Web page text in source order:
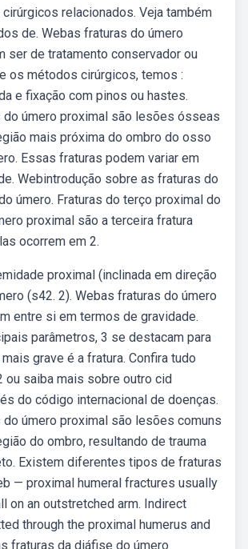
relacionados. Veja também
de. Webas fraturas do úmero
ser de tratamento conservador ou
os métodos cirúrgicos, temos :
e fixação com pinos ou hastes.
do úmero proximal são lesões ósseas
mais próxima do ombro do osso
Essas fraturas podem variar em
Webintrodução sobre as fraturas do
úmero. Fraturas do terço proximal do
proximal são a terceira fratura
ocorrem em 2.
proximal (inclinada em direção
(s42. 2). Webas fraturas do úmero
entre si em termos de gravidade.
parâmetros, 3 se destacam para
grave é a fratura. Confira tudo
ou saiba mais sobre outro cid
do código internacional de doenças.
úmero proximal são lesões comuns
do ombro, resultando de trauma
Existem diferentes tipos de fraturas
— proximal humeral fractures usually
on an outstretched arm. Indirect
through the proximal humerus and
fraturas da diáfise do úmero